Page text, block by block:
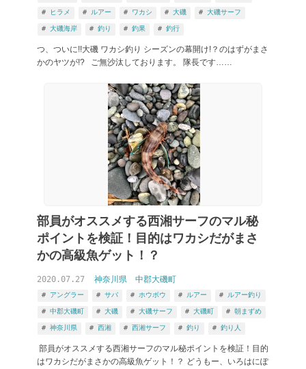
ヒラメ ルアー ワカシ 大磯 大磯サーフ
大磯海岸 釣り 釣果 釣行
つ、ついに!!大磯 ワカシ釣り シーズンの幕開け!？のはずがまさ
かのヤツが!? ご無沙汰しております。 隊長です……
部員がオススメする西湘サーフのマル秘
ポイントを検証！目的はワカシだがまさ
かの高級魚ゲット！？
2020.07.27 神奈川県 中郡大磯町
アングラー サバ ホウボウ ルアー ルアー釣り
中郡大磯町 大磯 大磯サーフ 大磯町 朝まずめ
神奈川県 西湘 西湘サーフ 釣り 釣り人
部員がオススメする西湘サーフのマル秘ポイントを検証！目的
はワカシだがまさかの高級魚ゲット！？ どうもー、いろはにぽ